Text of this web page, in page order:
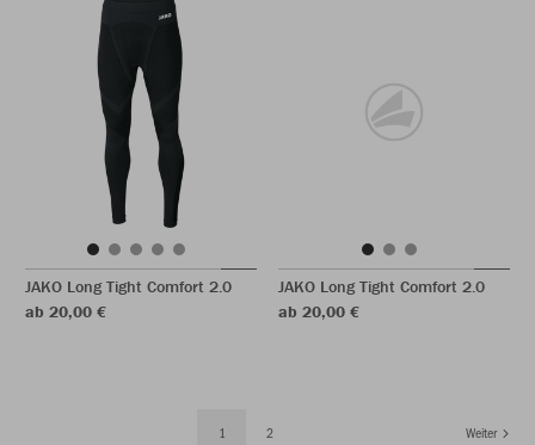
JAKO Long Tight Comfort 2.0
ab 20,00 €
JAKO Long Tight Comfort 2.0
ab 20,00 €
1 2 Weiter